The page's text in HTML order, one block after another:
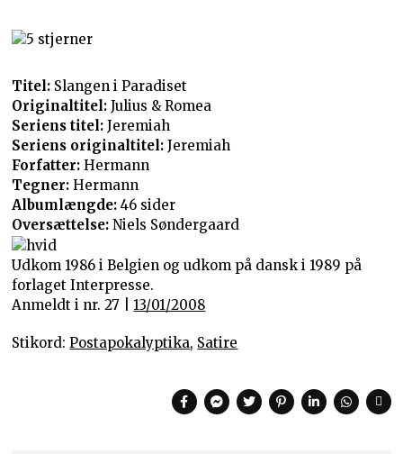
Titel: Slangen i Paradiset
Originaltitel: Julius & Romea
Seriens titel: Jeremiah
Seriens originaltitel: Jeremiah
Forfatter: Hermann
Tegner: Hermann
Albumlængde: 46 sider
Oversættelse: Niels Søndergaard
Udkom 1986 i Belgien og udkom på dansk i 1989 på
forlaget Interpresse.
Anmeldt i nr. 27 |13/01/2008
Stikord:Postapokalyptika, Satire